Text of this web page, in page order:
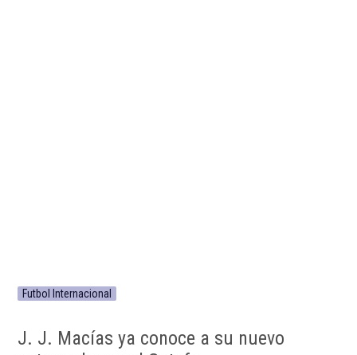
Futbol Internacional
J. J. Macías ya conoce a su nuevo